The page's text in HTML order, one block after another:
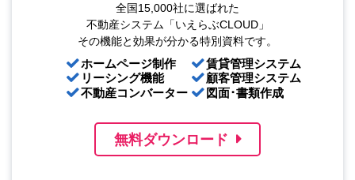
全国15,000社に選ばれた
不動産システム「いえらぶCLOUD」
その機能と効果が分かる特別資料です。
ホームページ制作
リーシング機能
不動産コンバーター
賃貸管理システム
顧客管理システム
図面･書類作成
無料ダウンロード